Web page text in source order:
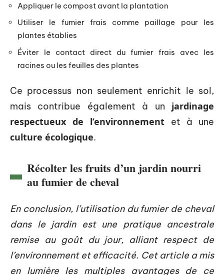
Appliquer le compost avant la plantation
Utiliser le fumier frais comme paillage pour les
plantes établies
Éviter le contact direct du fumier frais avec les
racines ou les feuilles des plantes
Ce processus non seulement enrichit le sol,
mais contribue également à un jardinage
respectueux de l’environnement et à une
culture écologique.
Récolter les fruits d’un jardin nourri
au fumier de cheval
En conclusion, l’utilisation du fumier de cheval
dans le jardin est une pratique ancestrale
remise au goût du jour, alliant respect de
l’environnement et efficacité. Cet article a mis
en lumière les multiples avantages de ce